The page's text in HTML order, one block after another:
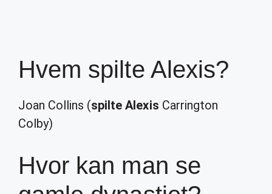
Hvem spilte Alexis?
Joan Collins (spilte Alexis Carrington
Colby)
Hvor kan man se